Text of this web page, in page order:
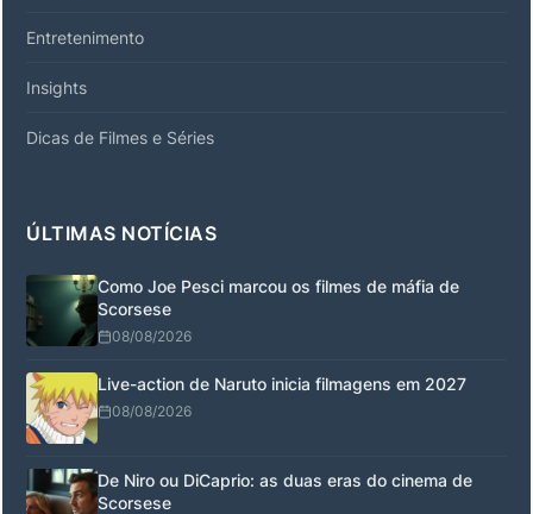
Entretenimento
Insights
Dicas de Filmes e Séries
ÚLTIMAS NOTÍCIAS
Como Joe Pesci marcou os filmes de máfia de
Scorsese
08/08/2026
Live-action de Naruto inicia filmagens em 2027
08/08/2026
De Niro ou DiCaprio: as duas eras do cinema de
Scorsese